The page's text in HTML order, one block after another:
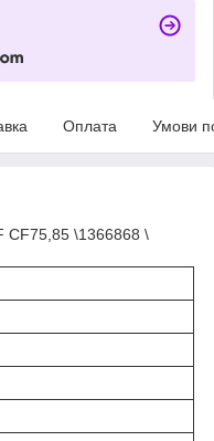
Оплата Умови
CF75,85 \1366868 \